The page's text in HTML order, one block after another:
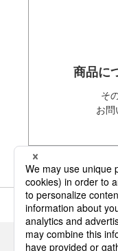
商品に
そ
お問
Panasonicの